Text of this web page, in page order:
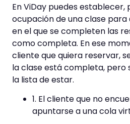
En ViDay puedes establecer,
ocupación de una clase
en el que se completen las
como completa. En ese
cliente que quiera reservar,
la clase está completa, pero
la lista de estar.
1. El cliente que no
apuntarse a una cola